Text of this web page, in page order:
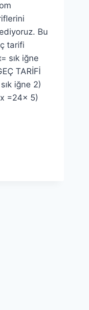
Bu
tarifi
sık iğne
TARİFİ
iğne 2)
=24x 5)